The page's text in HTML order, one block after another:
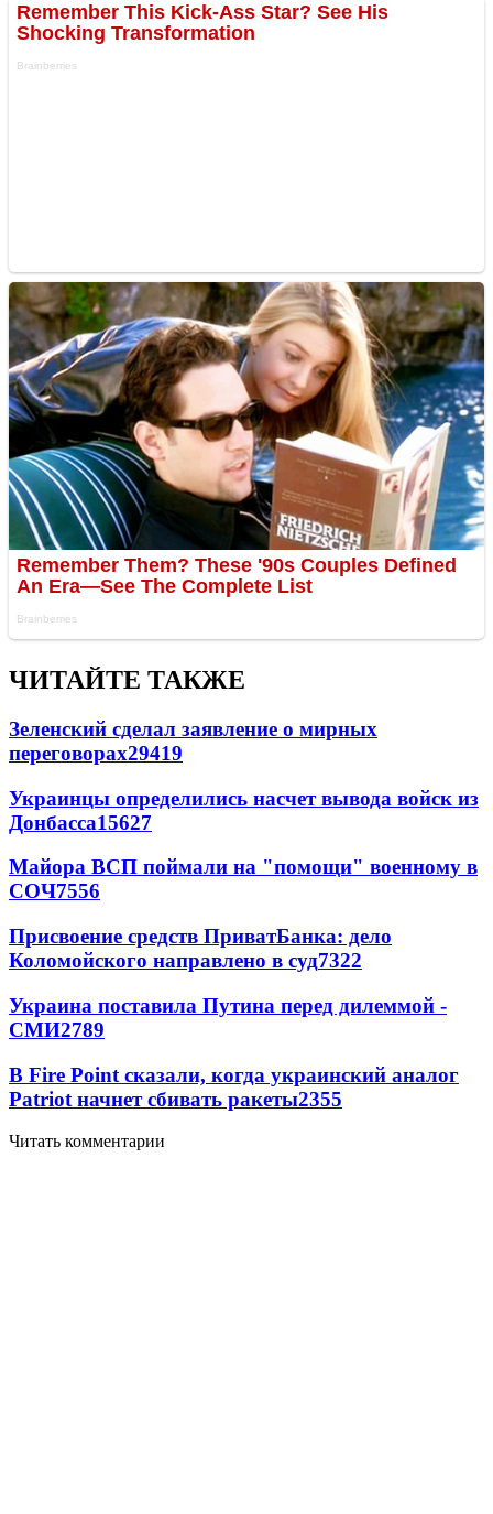
ЧИТАЙТЕ ТАКЖЕ
Зеленский сделал заявление о мирных
переговорах29419
Украинцы определились насчет вывода войск из
Донбасса15627
Майора ВСП поймали на "помощи" военному в
СОЧ7556
Присвоение средств ПриватБанка: дело
Коломойского направлено в суд7322
Украина поставила Путина перед дилеммой -
СМИ2789
В Fire Point сказали, когда украинский аналог
Patriot начнет сбивать ракеты2355
Читать комментарии